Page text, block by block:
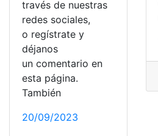
través de nuestras
redes sociales,
o regístrate y
déjanos
un comentario en
esta página.
También
20/09/2023